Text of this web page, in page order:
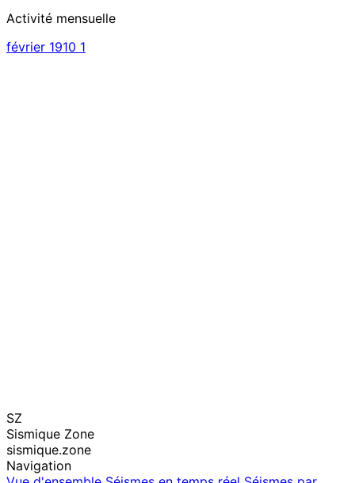
Activité mensuelle
février 1910 1
SZ
Sismique Zone
sismique.zone
Navigation